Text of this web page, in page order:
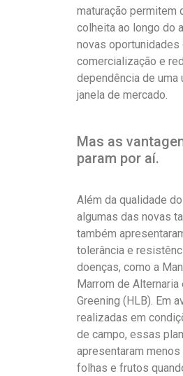
maturação permitem
colheita ao longo do
novas oportunidades
comercialização e
dependência de uma
janela de mercado.
Mas as
param por aí.
Além da qualidade
algumas das novas
também
tolerância e
doenças, como a
Marrom de Alternaria
Greening (HLB). Em
realizadas em
de campo, essas
apresentaram menos
folhas e frutos